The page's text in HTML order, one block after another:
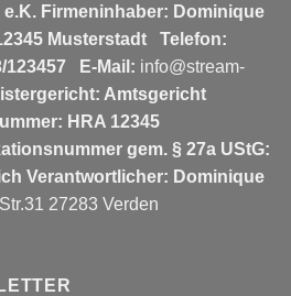
Firmeninhaber: Dominique
Musterstadt
Telefon:
123457 E-Mail: info@stream-
Amtsgericht
HRA 12345
gem. § 27a UStG:
Verantwortlicher: Dominique
27283 Verden